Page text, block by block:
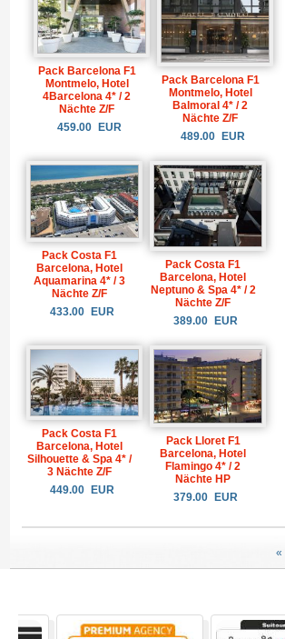
Pack Barcelona F1
Montmelo, Hotel
4Barcelona 4* / 2
Nächte Z/F
459.00
EUR
Pack Barcelona F1
Montmelo, Hotel
Balmoral 4* / 2
Nächte Z/F
489.00
EUR
Pack Costa F1
Barcelona, Hotel
Aquamarina 4* / 3
Nächte Z/F
433.00 EUR
Pack Costa F1
Barcelona, Hotel
Neptuno & Spa 4* / 2
Nächte Z/F
389.00 EUR
Pack Costa F1
Barcelona, Hotel
Silhouette & Spa 4* /
3 Nächte Z/F
449.00
EUR
Pack Lloret F1
Barcelona, Hotel
Flamingo 4* / 2
Nächte HP
379.00 EUR
«